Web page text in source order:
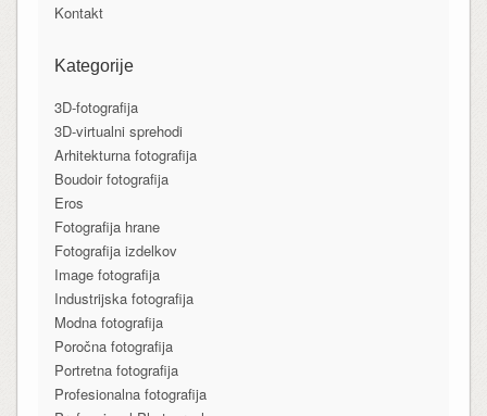
Kontakt
Kategorije
3D-fotografija
3D-virtualni sprehodi
Arhitekturna fotografija
Boudoir fotografija
Eros
Fotografija hrane
Fotografija izdelkov
Image fotografija
Industrijska fotografija
Modna fotografija
Poročna fotografija
Portretna fotografija
Profesionalna fotografija